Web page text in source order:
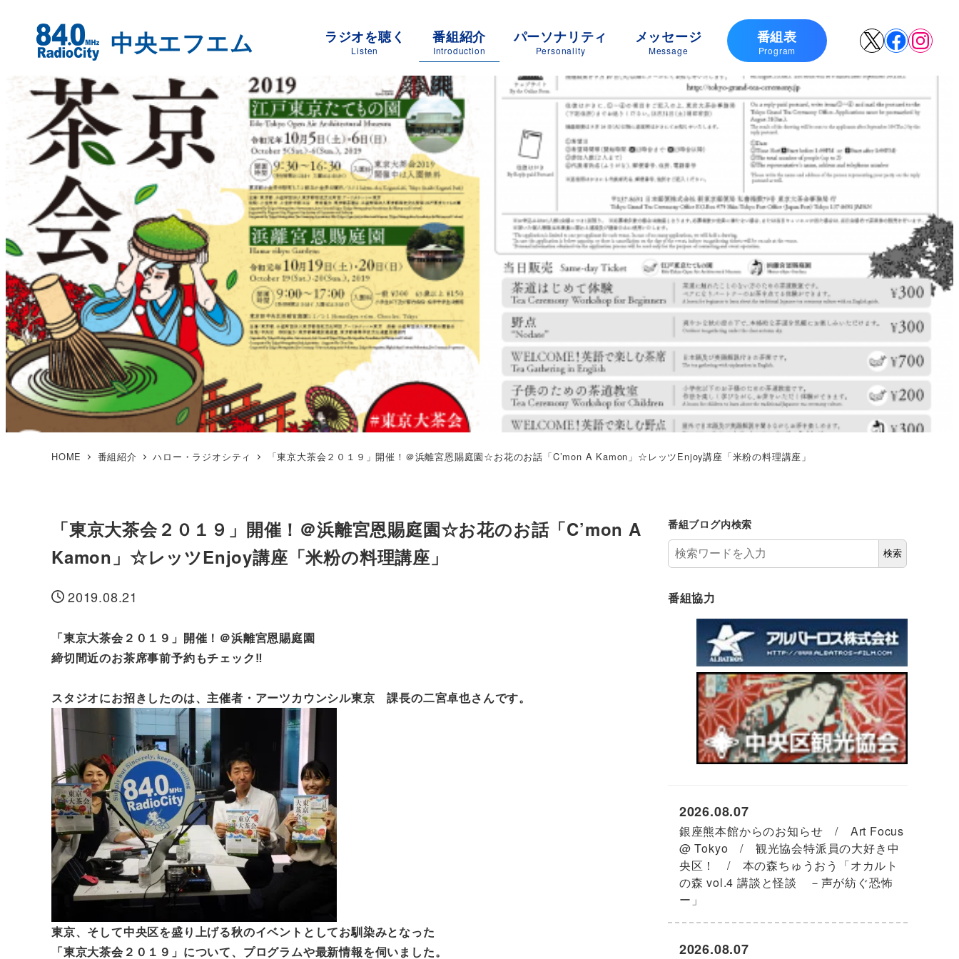
X
ラジオを聴く
Listen
番組紹介
Introduction
パーソナリティ
Personality
メッセージ
Message
番組表
Program
HOME 番組紹介 ハロー・ラジオシティ 「東京大茶会２０１９」開催！＠浜離宮恩賜庭園☆お花のお話「C’mon A Kamon」☆レッツEnjoy講座「米粉の料理講座」
「東京大茶会２０１９」開催！＠浜離宮恩賜庭園☆お花のお話「C’mon A
Kamon」☆レッツEnjoy講座「米粉の料理講座」
投稿日
2019.08.21
「東京大茶会２０１９」開催！＠浜離宮恩賜庭園
締切間近のお茶席事前予約もチェック‼
スタジオにお招きしたのは、主催者・アーツカウンシル東京 課長の二宮卓也さんです。
東京、そして中央区を盛り上げる秋のイベントとしてお馴染みとなった
「東京大茶会２０１９」について、プログラムや最新情報を伺いました。
番組ブログ内検索
検索
番組協力
銀座熊本館からのお知らせ / Art Focus
@ Tokyo / 観光協会特派員の大好き中
央区！ / 本の森ちゅうおう「オカルト
の森 vol.4 講談と怪談 －声が紡ぐ恐怖
ー」
2026.08.07
2026.08.07